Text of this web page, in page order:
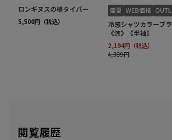
閲覧履歴